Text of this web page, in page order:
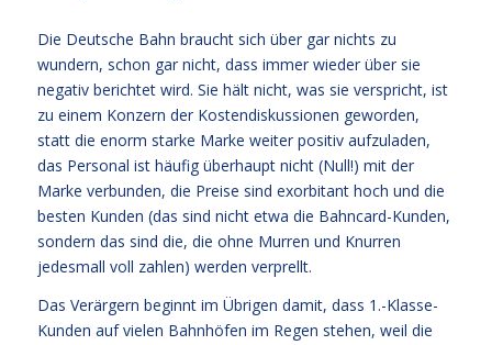
Die Deutsche Bahn braucht sich über gar nichts zu
wundern, schon gar nicht, dass immer wieder über sie
negativ berichtet wird. Sie hält nicht, was sie verspricht, ist
zu einem Konzern der Kostendiskussionen geworden,
statt die enorm starke Marke weiter positiv aufzuladen,
das Personal ist häufig überhaupt nicht (Null!) mit der
Marke verbunden, die Preise sind exorbitant hoch und die
besten Kunden (das sind nicht etwa die Bahncard-Kunden,
sondern das sind die, die ohne Murren und Knurren
jedesmall voll zahlen) werden verprellt.
Das Verärgern beginnt im Übrigen damit, dass 1.-Klasse-
Kunden auf vielen Bahnhöfen im Regen stehen, weil die